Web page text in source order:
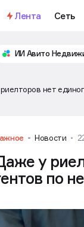
Лента Сеть
ИИ Авито
нет
Новости
у
по